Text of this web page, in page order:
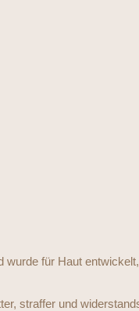
für Haut
straffer und